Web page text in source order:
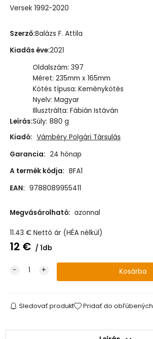
Versek 1992-2020
Szerző:Balázs F. Attila
Kiadás éve:2021
Leírás:
Oldalszám: 397
Méret: 235mm x 165mm
Kötés típusa: Keménykötés
Nyelv: Magyar
Illusztrálta: Fábián Istáván
Súly: 880 g
Kiadó: Vámbéry Polgári Társulás
Garancia: 24 hónap
A termék kódja: BFA1
EAN: 9788089955411
Megvásárolható: azonnal
11.43 € Nettó ár (HÉA nélkül)
12 € 1db
Sledovať produkt Pridať do obľúbených